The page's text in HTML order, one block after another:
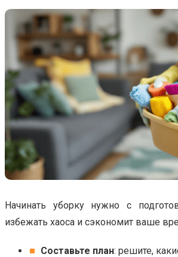
Начинать уборку нужно с
избежать хаоса и сэкономит ваше
Составьте план: решите,